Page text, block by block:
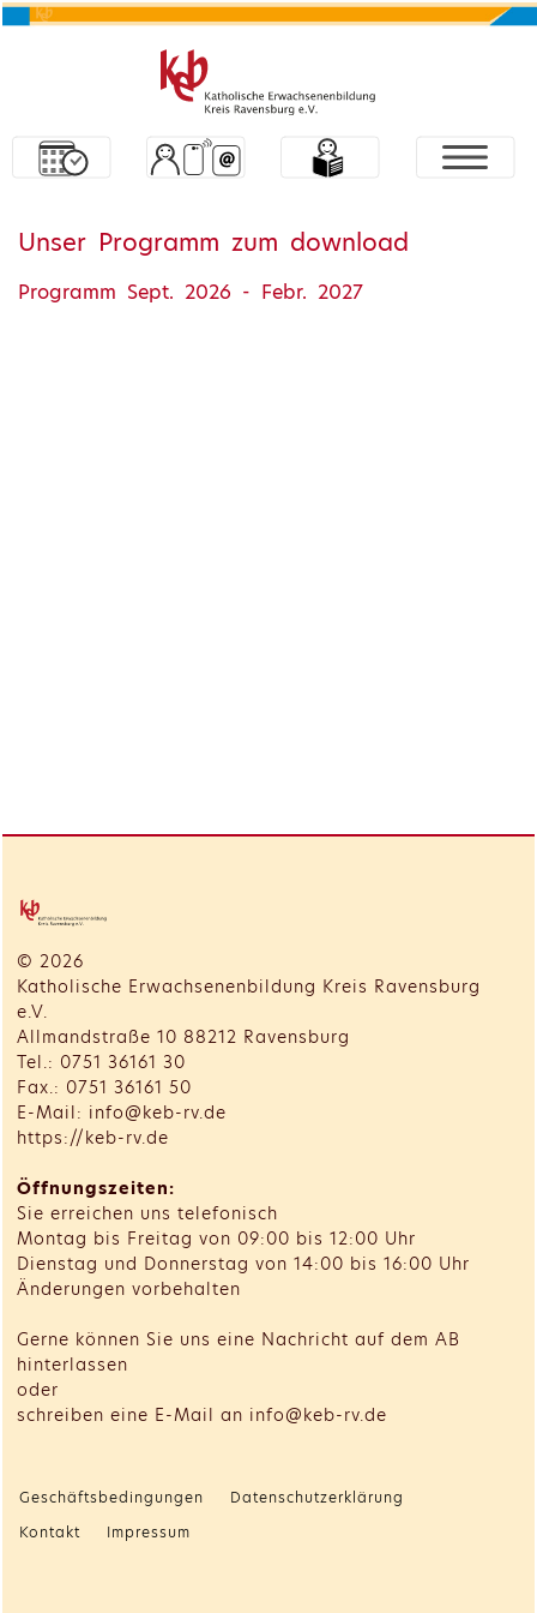
Unser Programm zum download
Programm Sept. 2026 - Febr. 2027
© 2026
Katholische Erwachsenenbildung Kreis Ravensburg
e.V.
Allmandstraße 10 88212 Ravensburg
Tel.: 0751 36161 30
Fax.: 0751 36161 50
E-Mail: info@keb-rv.de
https://keb-rv.de
Öffnungszeiten:
Sie erreichen uns telefonisch
Montag bis Freitag von 09:00 bis 12:00 Uhr
Dienstag und Donnerstag von 14:00 bis 16:00 Uhr
Änderungen vorbehalten
Gerne können Sie uns eine Nachricht auf dem AB
hinterlassen
oder
schreiben eine E-Mail an info@keb-rv.de
Geschäftsbedingungen
Datenschutzerklärung
Kontakt
Impressum